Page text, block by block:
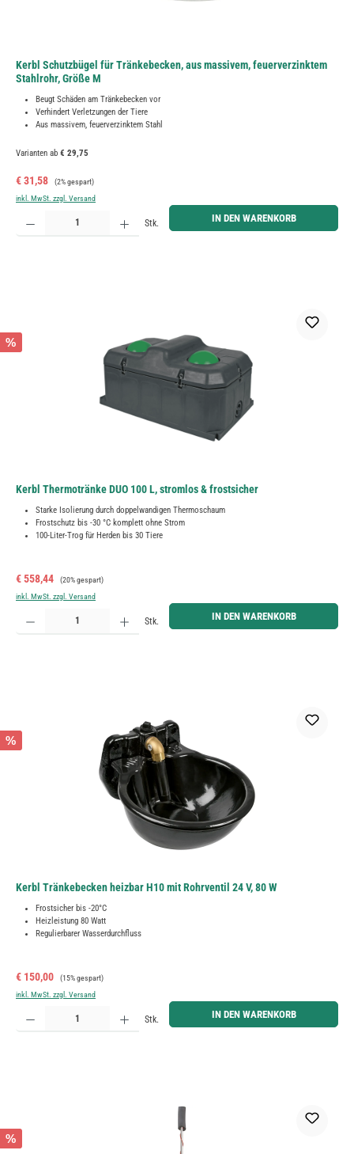
Kerbl Schutzbügel für Tränkebecken, aus massivem, feuerverzinktem
Stahlrohr, Größe M
Beugt Schäden am Tränkebecken vor
Verhindert Verletzungen der Tiere
Aus massivem, feuerverzinktem Stahl
Varianten ab € 29,75
Verkaufspreis:
€ 31,58 Regulärer Preis:
(2% gespart)
inkl. MwSt. zzgl. Versand
Produkt Anzahl: Gib den gewünschten Wert ein oder benutze die Schaltflächen um die Anzahl zu
Stk. IN DEN WARENKORB
%
Kerbl Thermotränke DUO 100 L, stromlos & frostsicher
Starke Isolierung durch doppelwandigen Thermoschaum
Frostschutz bis -30 °C komplett ohne Strom
100-Liter-Trog für Herden bis 30 Tiere
Verkaufspreis:
€ 558,44 Regulärer Preis:
(20% gespart)
inkl. MwSt. zzgl. Versand
Produkt Anzahl: Gib den gewünschten Wert ein oder benutze die Schaltflächen um die Anzahl zu
Stk. IN DEN WARENKORB
%
Kerbl Tränkebecken heizbar H10 mit Rohrventil 24 V, 80 W
Frostsicher bis -20°C
Heizleistung 80 Watt
Regulierbarer Wasserdurchfluss
Verkaufspreis:
€ 150,00 Regulärer Preis:
(15% gespart)
inkl. MwSt. zzgl. Versand
Produkt Anzahl: Gib den gewünschten Wert ein oder benutze die Schaltflächen um die Anzahl zu
Stk. IN DEN WARENKORB
%